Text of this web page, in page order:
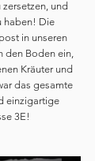
und
haben! Die
in unseren
den Boden ein,
Kräuter und
das gesamte
einzigartige
3E!